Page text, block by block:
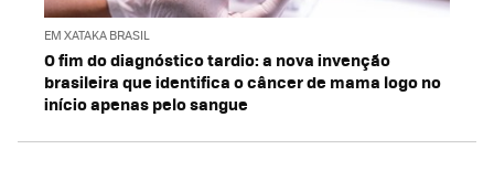
EM XATAKA BRASIL
O fim do diagnóstico tardio: a nova invenção
brasileira que identifica o câncer de mama logo no
início apenas pelo sangue